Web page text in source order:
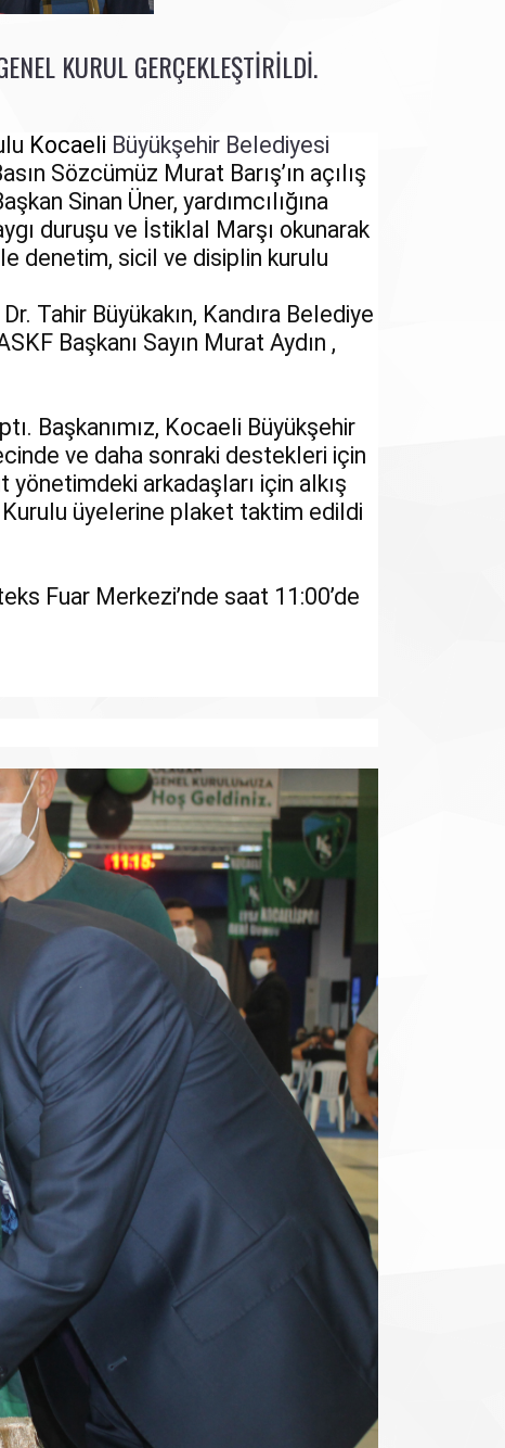
KURUL GERÇEKLEŞTIRILDI.
Kocaeli Büyükşehir Belediyesi
Sözcümüz Murat Barış’ın açılış
Sinan Üner, yardımcılığına
duruşu ve İstiklal Marşı okunarak
denetim, sicil ve disiplin kurulu
Tahir Büyükakın, Kandıra Belediye
Başkanı Sayın Murat Aydın ,
Başkanımız, Kocaeli Büyükşehir
ve daha sonraki destekleri için
arkadaşları için alkış
Kurulu üyelerine plaket taktim edildi
Fuar Merkezi’nde saat 11:00’de